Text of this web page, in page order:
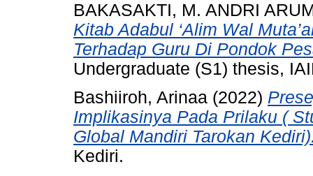
BAKASAKTI, M. ANDRI
Kitab Adabul ‘Alim Wal
Terhadap Guru Di Pondok
Undergraduate (S1) thesis,
Bashiiroh, Arinaa (2022)
Implikasinya Pada Prilaku (
Global Mandiri Tarokan
Kediri.